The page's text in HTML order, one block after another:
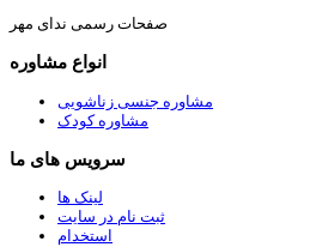
صفحات رسمی ندای مهر
انواع مشاوره
مشاوره جنسی زناشویی
مشاوره کودک
سرویس های ما
لینک ها
ثبت نام در سایت
استخدام